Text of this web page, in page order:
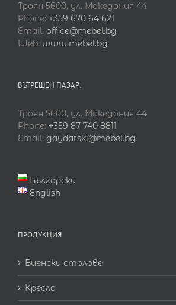
Троян 5600, ул. Македония 44
Phone: +359 670 64 621
Email: office@mebel.bg
Web: www.mebel.bg
ВЪТРЕШЕН ПАЗАР:
Троян 5600, ул. Македония 44
Phone: +359 87 740 8811
Email: gaydarski@mebel.bg
Български
English
ПРОДУКЦИЯ
Виенски столове
Кресла